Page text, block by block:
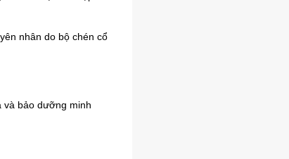
nhân do bộ chén cổ
và bảo dưỡng minh